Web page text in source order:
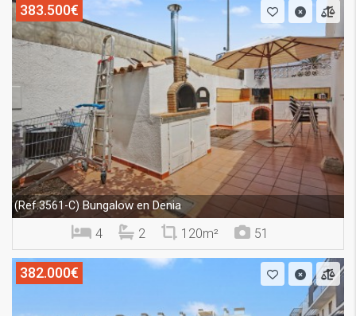
383.500€
(Ref.3561-C) Bungalow en Denia
4 2 120m² 51
382.000€